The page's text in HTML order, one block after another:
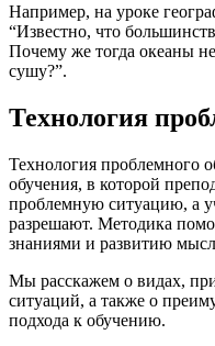
Например, на уроке
“Известно, что
Почему же тогда океаны
сушу?”.
Технология
Технология проблемного
обучения, в которой
проблемную ситуацию, а
разрешают. Методика
знаниями и развитию
Мы расскажем о видах,
ситуаций, а также о
подхода к обучению.